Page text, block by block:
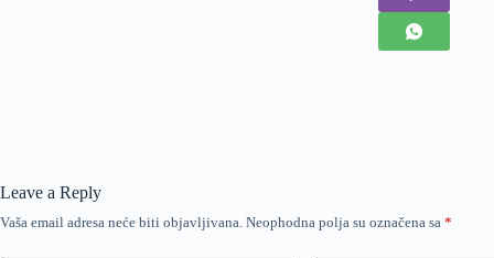
Leave a Reply
Vaša email adresa neće biti objavljivana. Neophodna polja su označena sa *